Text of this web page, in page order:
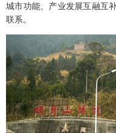
城市功能、产业发展互融互
联系。